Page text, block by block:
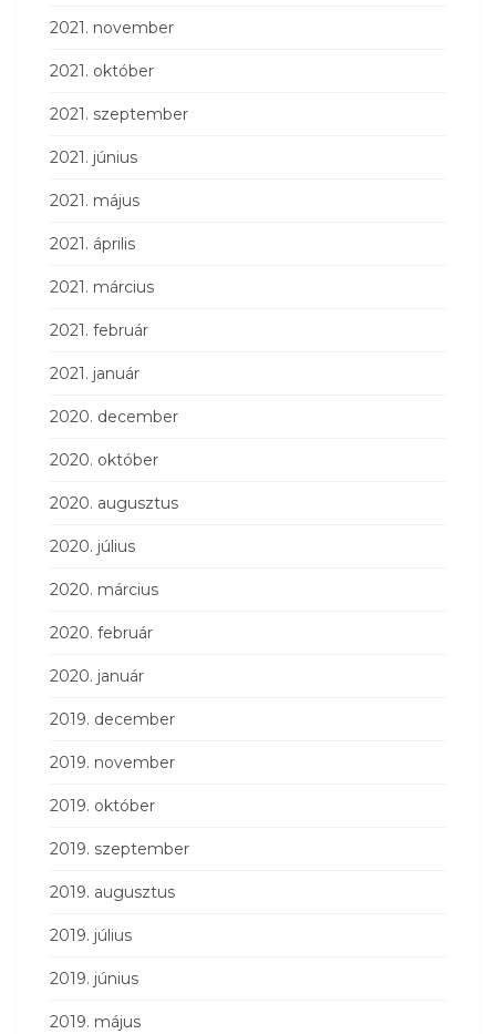
2021. november
2021. október
2021. szeptember
2021. június
2021. május
2021. április
2021. március
2021. február
2021. január
2020. december
2020. október
2020. augusztus
2020. július
2020. március
2020. február
2020. január
2019. december
2019. november
2019. október
2019. szeptember
2019. augusztus
2019. július
2019. június
2019. május